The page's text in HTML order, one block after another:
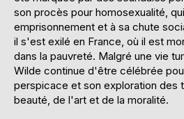
son procès pour homosexualité,
emprisonnement et à sa chute
il s'est exilé en France, où il est
dans la pauvreté. Malgré une vie
Wilde continue d'être célébrée
perspicace et son exploration des
beauté, de l'art et de la moralité.